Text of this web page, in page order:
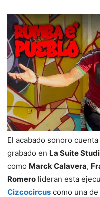
El acabado sonoro
grabado en La Suite
como Marck Calavera,
Romero lideran esta
Cizcocircus como una